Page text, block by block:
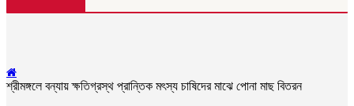
শ্রীমঙ্গলে বন্যায় ক্ষতিগ্রস্থ প্রান্তিক মৎস্য চাষিদের মাঝে পোনা মাছ বিতরন